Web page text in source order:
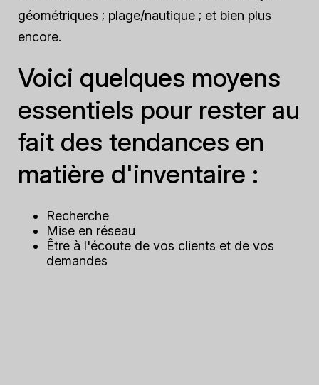
géométriques ; plage/nautique ; et bien plus
encore.
Voici quelques moyens
essentiels pour rester au
fait des tendances en
matière d'inventaire :
Recherche
Mise en réseau
Être à l'écoute de vos clients et de vos
demandes